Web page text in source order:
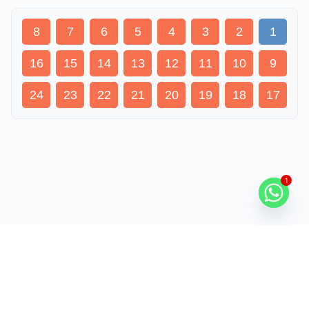
1
2
3
4
5
6
7
8
9
10
11
12
13
14
15
16
17
18
19
20
21
22
23
24
1